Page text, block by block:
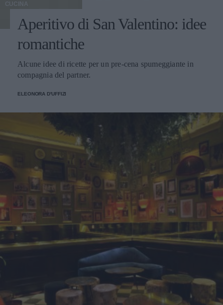
CUCINA
Aperitivo di San Valentino: idee
romantiche
Alcune idee di ricette per un pre-cena spumeggiante in
compagnia del partner.
ELEONORA D'UFFIZI